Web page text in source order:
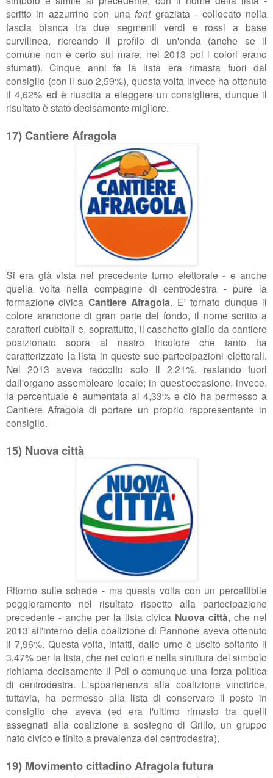
scritto in azzurrino con una fontgraziata - collocato nella
fascia bianca tra due segmenti verdi e rossi a base
curvilinea, ricreando il profilo di un'onda (anche se il
comune non è certo sul mare; nel 2013 poi i colori erano
sfumati). Cinque anni fa la lista era rimasta fuori dal
consiglio (con il suo 2,59%), questa volta invece ha ottenuto
il 4,62% ed è riuscita a eleggere un consigliere, dunque il
risultato è stato decisamente migliore.
17) Cantiere Afragola
Si era già vista nel precedente turno elettorale - e anche
quella volta nella compagine di centrodestra - pure la
formazione civica Cantiere Afragola. E' tornato dunque il
colore arancione di gran parte del fondo, il nome scritto a
caratteri cubitali e, soprattutto, il caschetto giallo da cantiere
posizionato sopra al nastro tricolore che tanto ha
caratterizzato la lista in queste sue partecipazioni elettorali.
Nel 2013 aveva raccolto solo il 2,21%, restando fuori
dall'organo assembleare locale; in quest'occasione, invece,
la percentuale è aumentata al 4,33% e ciò ha permesso a
Cantiere Afragola di portare un proprio rappresentante in
consiglio.
15) Nuova città
Ritorno sulle schede - ma questa volta con un percettibile
peggioramento nel risultato rispetto alla partecipazione
precedente - anche per la lista civica Nuova città, che nel
2013 all'interno della coalizione di Pannone aveva ottenuto
il 7,96%. Questa volta, infatti, dalle urne è uscito soltanto il
3,47% per la lista, che nei colori e nella struttura del simbolo
richiama decisamente il Pdl o comunque una forza politica
di centrodestra. L'appartenenza alla coalizione vincitrice,
tuttavia, ha permesso alla lista di conservare il posto in
consiglio che aveva (ed era l'ultimo rimasto tra quelli
assegnati alla coalizione a sostegno di Grillo, un gruppo
nato civico e finito a prevalenza del centrodestra).
19) Movimento cittadino Afragola futura